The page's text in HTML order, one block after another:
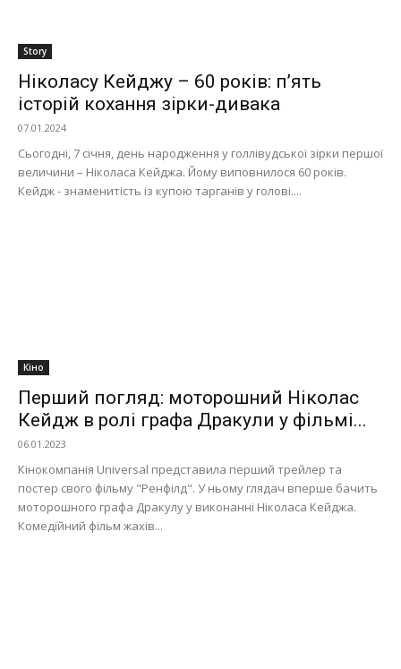
Story
Ніколасу Кейджу – 60 років: п’ять
історій кохання зірки-дивака
07.01.2024
Сьогодні, 7 січня, день народження у голлівудської зірки першої
величини – Ніколаса Кейджа. Йому виповнилося 60 років.
Кейдж - знаменитість із купою тарганів у голові....
Кіно
Перший погляд: моторошний Ніколас
Кейдж в ролі графа Дракули у фільмі...
06.01.2023
Кінокомпанія Universal представила перший трейлер та
постер свого фільму "Ренфілд". У ньому глядач вперше бачить
моторошного графа Дракулу у виконанні Ніколаса Кейджа.
Комедійний фільм жахів...